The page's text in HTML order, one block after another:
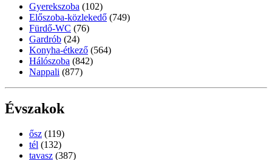
Gyerekszoba (102)
Előszoba-közlekedő (749)
Fürdő-WC (76)
Gardrób (24)
Konyha-étkező (564)
Hálószoba (842)
Nappali (877)
Évszakok
ősz (119)
tél (132)
tavasz (387)